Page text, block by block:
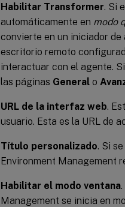
Habilitar Transformer. Si
automáticamente en modo
convierte en un iniciador
escritorio remoto
interactuar con el agente.
las páginas General o
URL de la interfaz web.
usuario. Esta es la URL de
Título personalizado. Si
Environment Management
Habilitar el modo ventana
Management se inicia en